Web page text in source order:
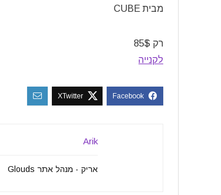
מבית CUBE
רק 85$
לקנייה
Arik
אריק - מנהל אתר Glouds